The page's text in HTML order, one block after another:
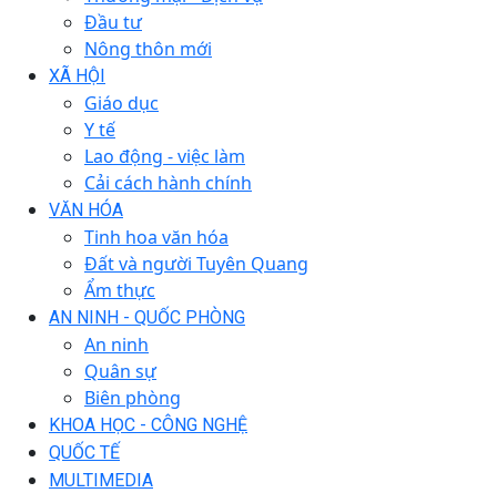
Đầu tư
Nông thôn mới
XÃ HỘI
Giáo dục
Y tế
Lao động - việc làm
Cải cách hành chính
VĂN HÓA
Tinh hoa văn hóa
Đất và người Tuyên Quang
Ẩm thực
AN NINH - QUỐC PHÒNG
An ninh
Quân sự
Biên phòng
KHOA HỌC - CÔNG NGHỆ
QUỐC TẾ
MULTIMEDIA